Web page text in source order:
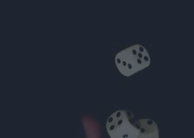
CONVIERTE CADA BOTELLA EN UNA OPORTUNIDAD DE
PODER TRANSFORMADOR DEL AUDIO EN SU NUEVA
A SOÑAR’, DE VML PARA MOVISTAR